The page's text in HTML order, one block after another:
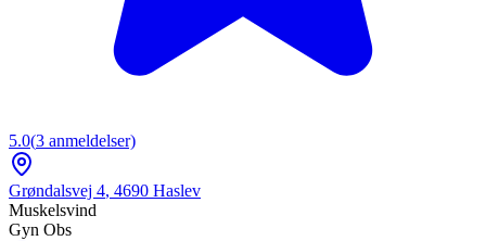
5.0(3 anmeldelser)
Grøndalsvej 4, 4690 Haslev
Muskelsvind
Gyn Obs